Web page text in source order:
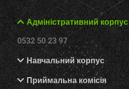
Адміністративний корпус
0532 50 23 97
Навчальний корпус
Приймальна комісія